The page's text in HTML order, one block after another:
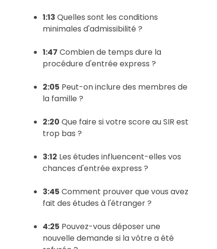
1:13 Quelles sont les conditions
minimales d'admissibilité ?
1:47 Combien de temps dure la
procédure d'entrée express ?
2:05 Peut-on inclure des membres de
la famille ?
2:20 Que faire si votre score au SIR est
trop bas ?
3:12 Les études influencent-elles vos
chances d'entrée express ?
3:45 Comment prouver que vous avez
fait des études à l'étranger ?
4:25 Pouvez-vous déposer une
nouvelle demande si la vôtre a été